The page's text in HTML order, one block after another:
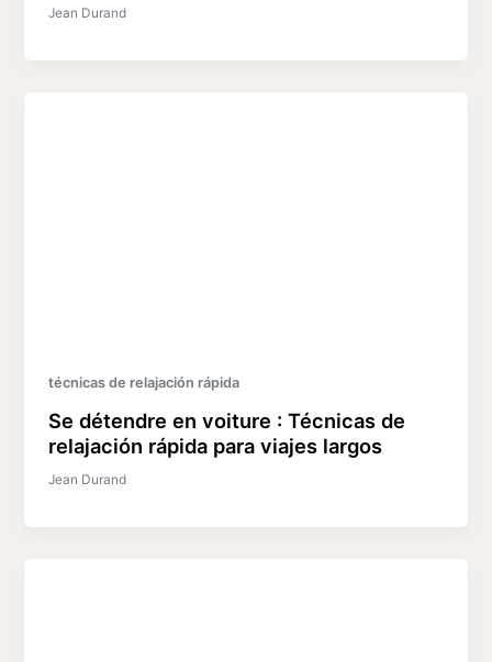
Jean Durand
técnicas de relajación rápida
Se détendre en voiture : Técnicas de
relajación rápida para viajes largos
Jean Durand